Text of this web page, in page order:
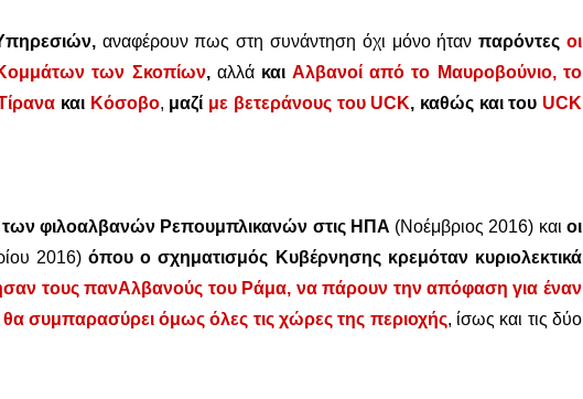
αναφέρουν πως στη συνάντηση όχι μόνο ήτανπαρόντες οι
Κομμάτων των Σκοπίων,αλλά και Αλβανοί από το Μαυροβούνιο, το
και Κόσοβο, μαζί με βετεράνους του UCK, καθώς και του UCK
των φιλοαλβανών Ρεπουμπλικανών στις ΗΠΑ (Νοέμβριος 2016) και οι
2016)όπου ο σχηματισμός Κυβέρνησης κρεμόταν κυριολεκτικά
τους πανΑλβανούς του Ράμα, να πάρουν την απόφαση για έναν
συμπαρασύρει όμως όλες τις χώρες της περιοχής, ίσως και τις δύο